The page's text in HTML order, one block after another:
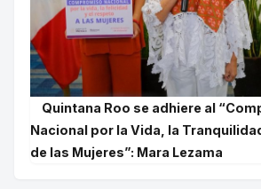
Quintana Roo se adhiere al
Nacional por la Vida, la
de las Mujeres”: Mara Lezama